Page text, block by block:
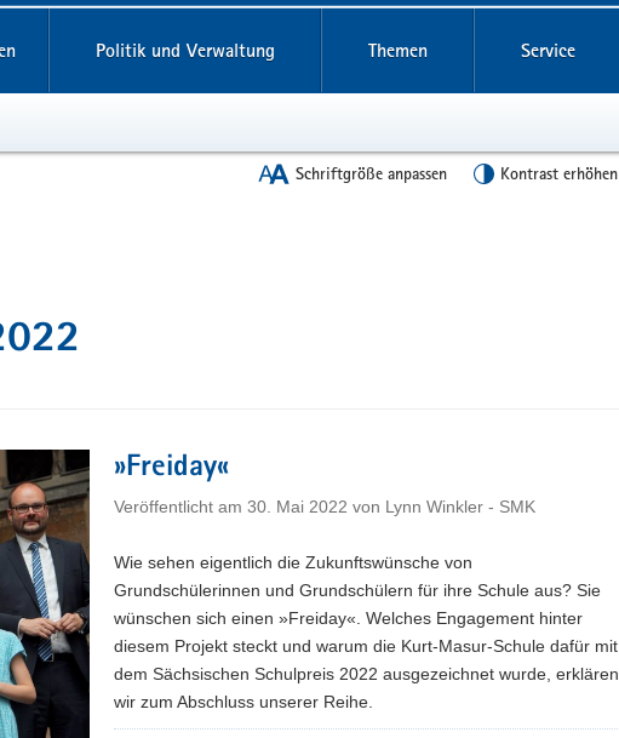
Politik und Verwaltung Themen Service
Schriftgröße anpassen Kontrast erhöhen
»Freiday«
Veröffentlicht am 30. Mai 2022 von Lynn Winkler - SMK
Wie sehen eigentlich die Zukunftswünsche von
Grundschülerinnen und Grundschülern für ihre Schule aus? Sie
wünschen sich einen »Freiday«. Welches Engagement hinter
diesem Projekt steckt und warum die Kurt-Masur-Schule dafür mit
dem Sächsischen Schulpreis 2022 ausgezeichnet wurde, erklären
wir zum Abschluss unserer Reihe.